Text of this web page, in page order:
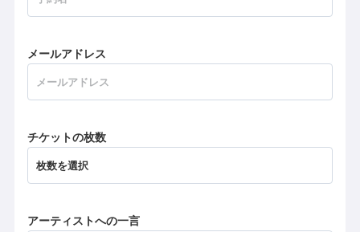
メールアドレス
チケットの枚数
アーティストへの一言